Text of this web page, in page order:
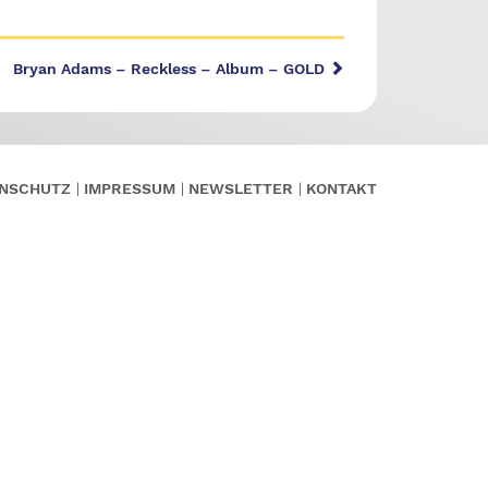
Bryan Adams – Reckless – Album – GOLD
IMPRESSUM NEWSLETTER KONTAKT